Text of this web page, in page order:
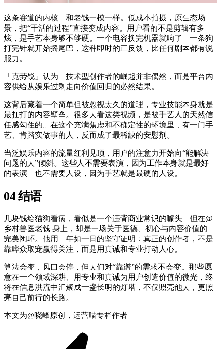
这条赛道的内核，和老钱一模一样。低成本拍摄，原生态场
景，把“干活的过程”直接变成内容。用户看的不是剪辑有多
炫，是手艺本身够不够硬。一个电容换完机器就响了，一条狗
打完针就开始摇尾巴，这种即时的正反馈，比任何剧本都有说
服力。
「克劳锐」认为，技术型创作者的崛起并非偶然，而是平台内
容供给从娱乐过剩走向价值回归的必然结果。
这背后藏着一个简单但被忽视太久的道理，专业技能本身就是
最扛打的内容壁垒。很多人看这类视频，是被手艺人的天然信
任感勾住的。在这个充满焦虑和不确定性的环境里，有一门手
艺、肯踏实做事的人，反而成了最稀缺的安慰剂。
当泛娱乐内容的流量红利见顶，用户的注意力开始向“能解决
问题的人”倾斜。这些人不需要表演，因为工作本身就是最好
的表演，也不需要人设，因为手艺就是最硬的人设。
04 结语
几块钱给猫狗看病，看似是一个违背商业常识的噱头，但在@
乡村兽医老钱 身上，却是一场关于医德、初心与内容价值的
完美闭环。他用十年如一日的坚守证明：真正的创作者，不是
靠哗众取宠赢得关注，而是用真诚和专业打动人心。
算法会变，风口会停，但人们对“靠谱”的需求不会变。那些愿
意在一个领域深耕、用专业和真诚为用户创造价值的微光，终
将在信息洪流中汇聚成一盏长明的灯塔，不仅照亮他人，更照
亮自己前行的长路。
本文为@晓峰原创，运营喵专栏作者